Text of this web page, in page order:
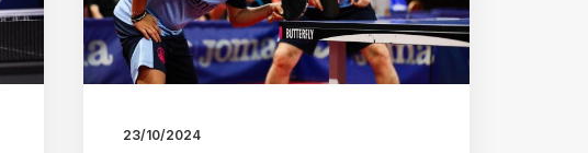
23/10/2024